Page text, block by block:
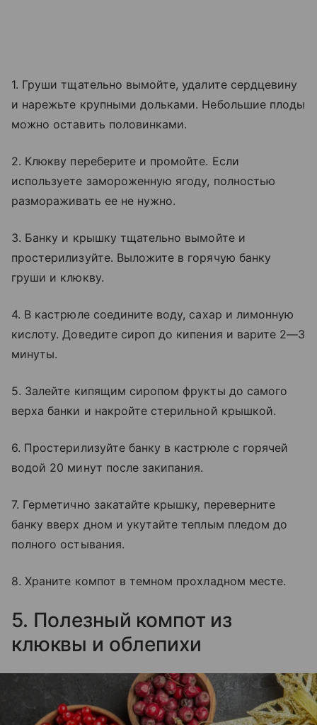
1. Груши тщательно вымойте, удалите сердцевину
и нарежьте крупными дольками. Небольшие плоды
можно оставить половинками.
2. Клюкву переберите и промойте. Если
используете замороженную ягоду, полностью
размораживать ее не нужно.
3. Банку и крышку тщательно вымойте и
простерилизуйте. Выложите в горячую банку
груши и клюкву.
4. В кастрюле соедините воду, сахар и лимонную
кислоту. Доведите сироп до кипения и варите 2—3
минуты.
5. Залейте кипящим сиропом фрукты до самого
верха банки и накройте стерильной крышкой.
6. Простерилизуйте банку в кастрюле с горячей
водой 20 минут после закипания.
7. Герметично закатайте крышку, переверните
банку вверх дном и укутайте теплым пледом до
полного остывания.
8. Храните компот в темном прохладном месте.
5. Полезный компот из
клюквы и облепихи